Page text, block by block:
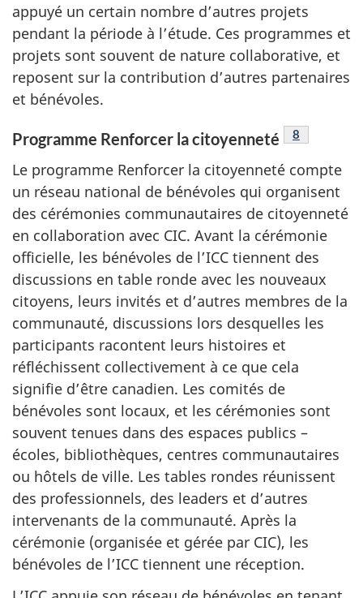
appuyé un certain nombre d’autres projets
pendant la période à l’étude. Ces programmes et
projets sont souvent de nature collaborative, et
reposent sur la contribution d’autres partenaires
et bénévoles.
Programme Renforcer la citoyenneté Note de bas
8
Le programme Renforcer la citoyenneté compte
un réseau national de bénévoles qui organisent
des cérémonies communautaires de citoyenneté
en collaboration avec CIC. Avant la cérémonie
officielle, les bénévoles de l’ICC tiennent des
discussions en table ronde avec les nouveaux
citoyens, leurs invités et d’autres membres de la
communauté, discussions lors desquelles les
participants racontent leurs histoires et
réfléchissent collectivement à ce que cela
signifie d’être canadien. Les comités de
bénévoles sont locaux, et les cérémonies sont
souvent tenues dans des espaces publics –
écoles, bibliothèques, centres communautaires
ou hôtels de ville. Les tables rondes réunissent
des professionnels, des leaders et d’autres
intervenants de la communauté. Après la
cérémonie (organisée et gérée par CIC), les
bénévoles de l’ICC tiennent une réception.